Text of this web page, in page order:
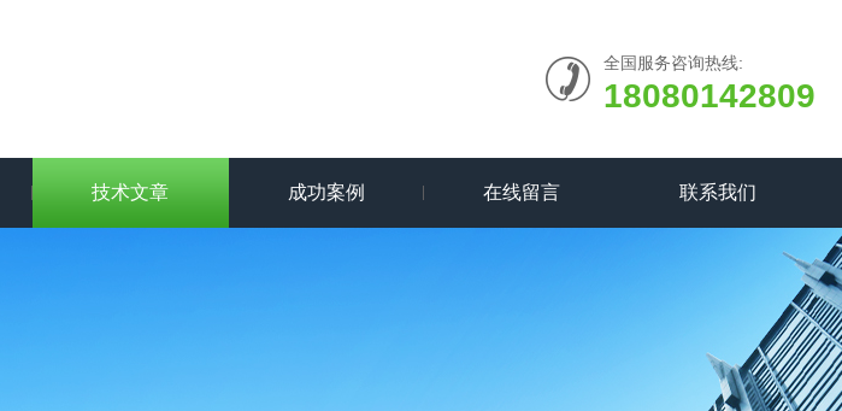
全国服务咨询热线:
18080142809
技术文章 成功案例 在线留言 联系我们